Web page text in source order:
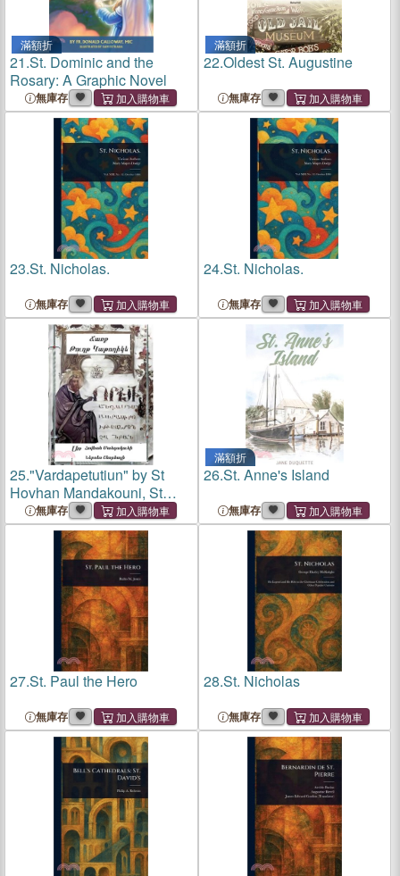
滿額折
21.St. Dominic and the
Rosary: A Graphic Novel
無庫存
滿額折
22.Oldest St. Augustine
無庫存
23.St. Nicholas.
無庫存
24.St. Nicholas.
無庫存
25."Vardapetutiun" by St
Hovhan Mandakouni, St
Nerses Shnorhali
無庫存
滿額折
26.St. Anne's Island
無庫存
27.St. Paul the Hero
無庫存
28.St. Nicholas
無庫存